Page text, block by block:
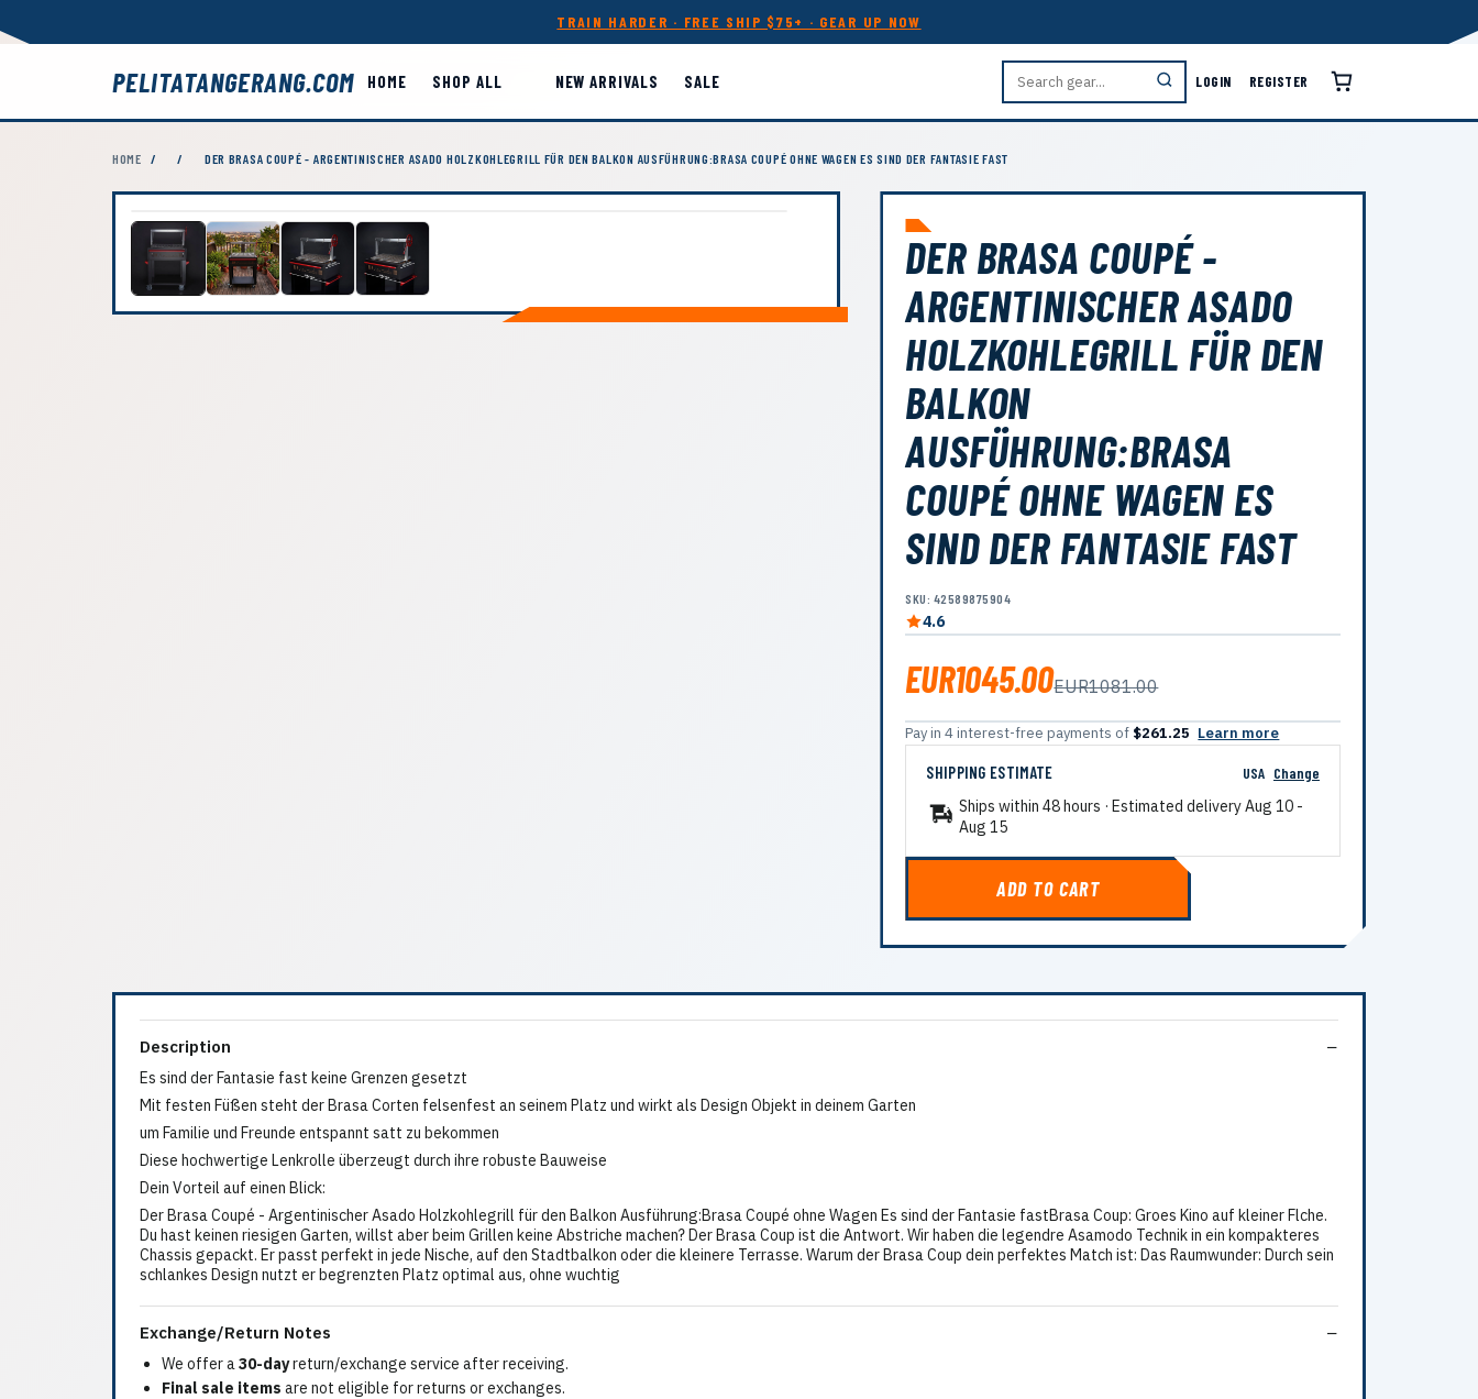
TRAIN HARDER · FREE SHIP $75+ · GEAR UP NOW
PELITATANGERANG.COM HOME SHOP ALL NEW ARRIVALS SALE LOGIN REGISTER
HOME / / DER BRASA COUPÉ - ARGENTINISCHER ASADO HOLZKOHLEGRILL FÜR DEN BALKON AUSFÜHRUNG:BRASA COUPÉ OHNE WAGEN ES SIND DER FANTASIE FAST
DER BRASA COUPÉ -
ARGENTINISCHER ASADO
HOLZKOHLEGRILL FÜR DEN
BALKON
AUSFÜHRUNG:BRASA
COUPÉ OHNE WAGEN ES
SIND DER FANTASIE FAST
SKU: 42589875904
4.6
EUR1045.00EUR1081.00
Pay in 4 interest-free payments of $261.25 Learn more
SHIPPING ESTIMATE USA Change
Ships within 48 hours · Estimated deliveryAug 10 -
Aug 15
ADD TO CART
Description
Es sind der Fantasie fast keine Grenzen gesetzt
Mit festen Füßen steht der Brasa Corten felsenfest an seinem Platz und wirkt als Design Objekt in deinem Garten
um Familie und Freunde entspannt satt zu bekommen
Diese hochwertige Lenkrolle überzeugt durch ihre robuste Bauweise
Dein Vorteil auf einen Blick:
Der Brasa Coupé - Argentinischer Asado Holzkohlegrill für den Balkon Ausführung:Brasa Coupé ohne Wagen Es sind der Fantasie fastBrasa Coup: Groes Kino auf kleiner Flche.
Du hast keinen riesigen Garten, willst aber beim Grillen keine Abstriche machen? Der Brasa Coup ist die Antwort. Wir haben die legendre Asamodo Technik in ein kompakteres
Chassis gepackt. Er passt perfekt in jede Nische, auf den Stadtbalkon oder die kleinere Terrasse. Warum der Brasa Coup dein perfektes Match ist: Das Raumwunder: Durch sein
schlankes Design nutzt er begrenzten Platz optimal aus, ohne wuchtig
Exchange/Return Notes
We offer a30-dayreturn/exchange service after receiving.
Final sale items are not eligible for returns or exchanges.